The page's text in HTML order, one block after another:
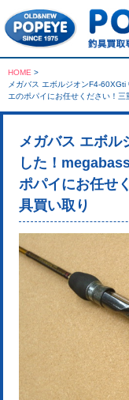
HOME >
メガバス エボルジオンF4-
エのポパイにお任せください！三
メガバス エボル
した！
ポパイにお任せ
具買い取り